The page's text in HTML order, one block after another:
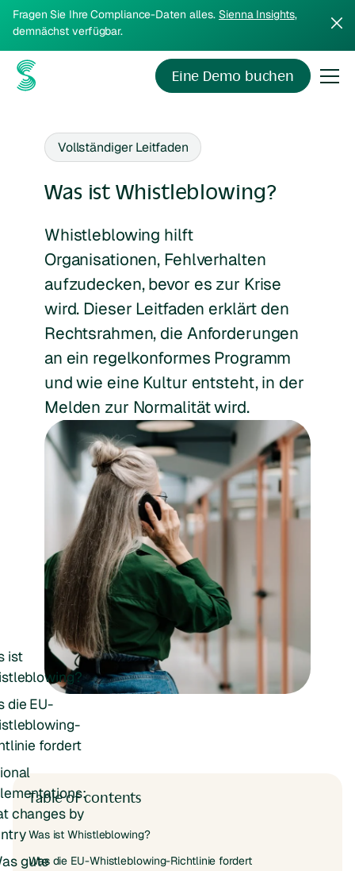
Fragen Sie Ihre Compliance-Daten alles. Sienna Insights,
demnächst verfügbar.
Eine Demo buchen
Vollständiger Leitfaden
Was ist Whistleblowing?
Whistleblowing hilft
Organisationen, Fehlverhalten
aufzudecken, bevor es zur Krise
wird. Dieser Leitfaden erklärt den
Rechtsrahmen, die Anforderungen
an ein regelkonformes Programm
und wie eine Kultur entsteht, in der
Melden zur Normalität wird.
Table of contents
ist
die EU-
fordert
changes by
gute
Was ist Whistleblowing?
Was die EU-Whistleblowing-Richtlinie fordert